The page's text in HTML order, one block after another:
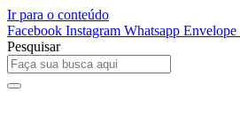
Ir para o conteúdo
Facebook Instagram Whatsapp Envelope
Pesquisar